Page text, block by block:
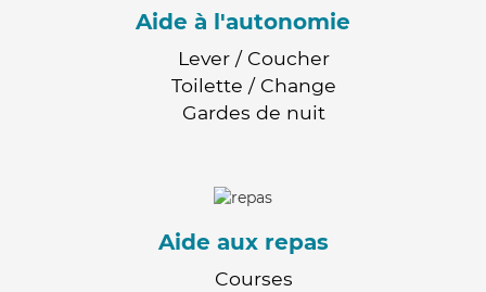
Aide à l'autonomie
Lever / Coucher
Toilette / Change
Gardes de nuit
Aide aux repas
Courses